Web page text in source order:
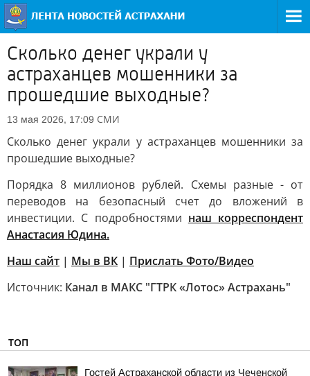
Сколько денег украли у
астраханцев мошенники за
прошедшие выходные?
13 мая 2026, 17:09 СМИ
Сколько денег украли у астраханцев мошенники за
прошедшие выходные?
Порядка 8 миллионов рублей. Схемы разные - от
переводов на безопасный счет до вложений в
инвестиции. С подробностями наш корреспондент
Анастасия Юдина.
Наш сайт | Мы в ВК | Прислать Фото/Видео
Источник: Канал в МАКС "ГТРК «Лотос» Астрахань"
ТОП
Гостей Астраханской области из Чеченской